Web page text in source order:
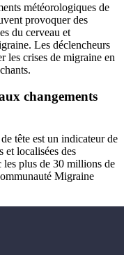
météorologiques de
provoquer des
du cerveau et
Les déclencheurs
les crises de migraine en
changements
tête est un indicateur de
et localisées des
les plus de 30 millions de
Migraine